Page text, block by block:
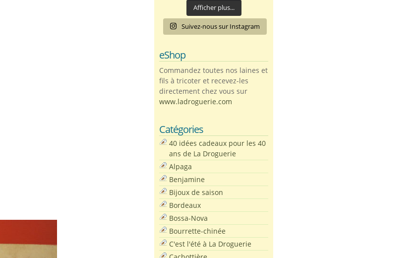
Afficher plus...
Suivez-nous sur Instagram
eShop
Commandez toutes nos laines et
fils à tricoter et recevez-les
directement chez vous sur
www.ladroguerie.com
Catégories
40 idées cadeaux pour les 40
ans de La Droguerie
Alpaga
Benjamine
Bijoux de saison
Bordeaux
Bossa-Nova
Bourrette-chinée
C'est l'été à La Droguerie